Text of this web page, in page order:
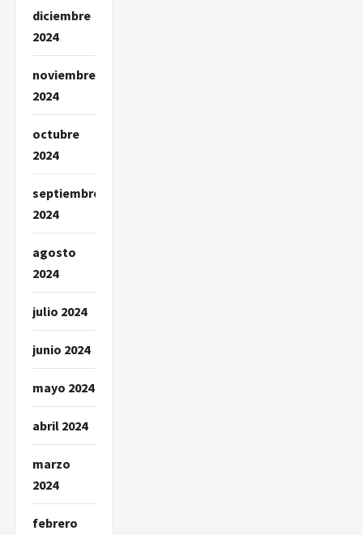
diciembre
2024
noviembre
2024
octubre
2024
septiembre
2024
agosto
2024
julio 2024
junio 2024
mayo 2024
abril 2024
marzo
2024
febrero